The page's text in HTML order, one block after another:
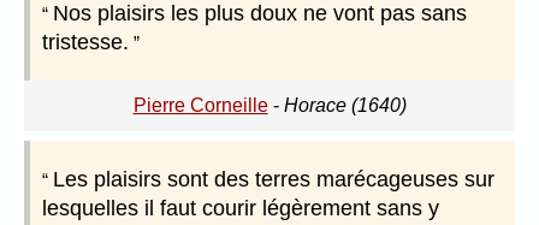
Nos plaisirs les plus doux ne vont pas sans
tristesse.
Pierre Corneille- Horace (1640)
Les plaisirs sont des terres marécageuses sur
lesquelles il faut courir légèrement sans y